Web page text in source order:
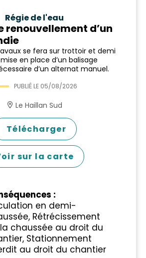
Régie de l'eau
renouvellement d’un
se fera sur trottoir et demi
en place d’un balisage
d’un alternat manuel.
PUBLIÉ LE 05/08/2026
Le Haillan Sud
Télécharger
sur la carte
:
en demi-
Rétrécissement
chaussée au droit du
Stationnement
au droit du chantier